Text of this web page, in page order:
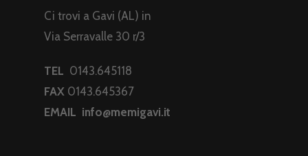
Ci trovi a Gavi (AL) in
Via Serravalle 30 r/3
TEL 0143.645118
FAX 0143.645367
EMAIL info@memigavi.it